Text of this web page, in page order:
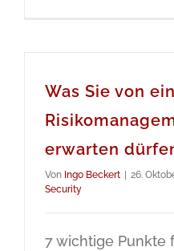
Was Sie von
erwarten
Von Ingo Beckert 26.
Security
7 wichtige Punkte